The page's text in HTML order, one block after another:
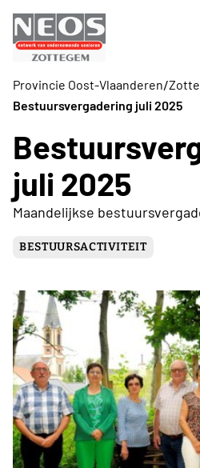
Provincie Oost-Vlaanderen/
Bestuursvergadering juli 2025
juli 2025
Maandelijkse
BESTUURSACTIVITEIT